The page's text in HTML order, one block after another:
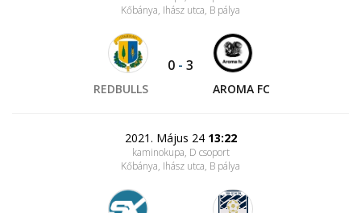
Kőbánya, Ihász utca, B pálya
REDBULLS
0 - 3
AROMA FC
2021. Május 24 13:22
kaminokupa, D csoport
Kőbánya, Ihász utca, B pálya